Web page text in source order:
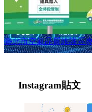
身心障礙者權利公約
Instagram貼文